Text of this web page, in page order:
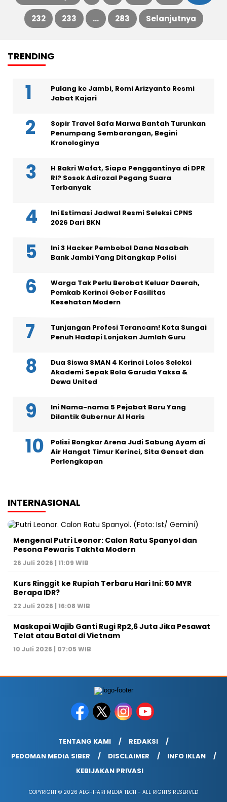
pos
232 233 … 283 Selanjutnya
Jabat Kajari
Penumpang Sembarangan, Begini
Kronologinya
RI? Sosok Adirozal Pegang Suara
Terbanyak
2026 Dari BKN
Bank Jambi Yang Ditangkap Polisi
Pemkab Kerinci Geber Fasilitas
Kesehatan Modern
Penuh Hadapi Lonjakan Jumlah Guru
Akademi Sepak Bola Garuda Yaksa &
Dewa United
Dilantik Gubernur Al Haris
Air Hangat Timur Kerinci, Sita Genset dan
Perlengkapan
Mengenal Putri Leonor: Calon Ratu Spanyol dan
Pesona Pewaris Takhta Modern
26 Juli 2026 | 11:09 WIB
Kurs Ringgit ke Rupiah Terbaru Hari Ini: 50 MYR
Berapa IDR?
22 Juli 2026 | 16:08 WIB
Maskapai Wajib Ganti Rugi Rp2,6 Juta Jika Pesawat
Telat atau Batal di Vietnam
10 Juli 2026 | 07:05 WIB
PEDOMAN MEDIA SIBER
DISCLAIMER
INFO IKLAN
KEBIJAKAN PRIVASI